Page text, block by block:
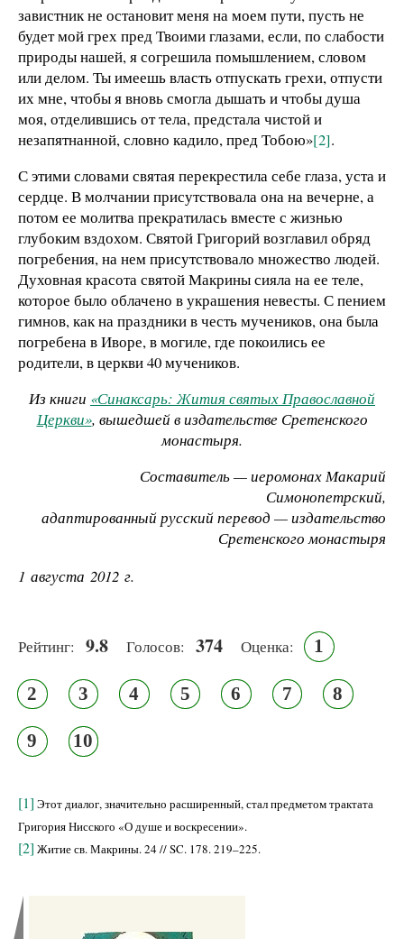
завистник не остановит меня на моем пути, пусть не
будет мой грех пред Твоими глазами, если, по слабости
природы нашей, я согрешила помышлением, словом
или делом. Ты имеешь власть отпускать грехи, отпусти
их мне, чтобы я вновь смогла дышать и чтобы душа
моя, отделившись от тела, предстала чистой и
незапятнанной, словно кадило, пред Тобою»[2].
С этими словами святая перекрестила себе глаза, уста и
сердце. В молчании присутствовала она на вечерне, а
потом ее молитва прекратилась вместе с жизнью
глубоким вздохом. Святой Григорий возглавил обряд
погребения, на нем присутствовало множество людей.
Духовная красота святой Макрины сияла на ее теле,
которое было облачено в украшения невесты. С пением
гимнов, как на праздники в честь мучеников, она была
погребена в Иворе, в могиле, где покоились ее
родители, в церкви 40 мучеников.
Из книги «Синаксарь: Жития святых Православной
Церкви», вышедшей в издательстве Сретенского
монастыря.
Составитель — иеромонах Макарий
Симонопетрский,
адаптированный русский перевод — издательство
Сретенского монастыря
1 августа 2012 г.
Рейтинг: 9.8 Голосов: 374 Оценка: 1
2 3 4 5 6 7 8
9 10
[1] Этот диалог, значительно расширенный, стал предметом трактата
Григория Нисского «О душе и воскресении».
[2] Житие св. Макрины. 24 // SC. 178. 219–225.